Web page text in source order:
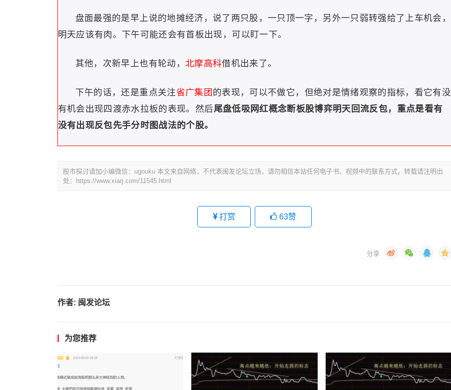
盘面最强的是早上说的地摊经济，说了两只股，一只顶一字，另外一只弱转强给了上车机会，
明天应该有肉。下午可能还会有首板出现，可以盯一下。
其他，次新早上也有轮动， 北摩高科借机出来了。
下午的话，还是重点关注省广集团的表现，可以不做它，但绝对是情绪观察的指标，看它有没
有机会出现四渡赤水拉板的表现。 然后尾盘低吸网红概念断板股博弈明天回流反包，重点是看有
没有出现反包先手分时图战法的个股。
股市探讨请加小编微信：ugouku 本文来自网络，不代表闽发论坛立场，请勿相信本站任何电子书、视频中的联系方式。转载请注明出
处：https://www.xiarj.com/11545.html
打赏 63赞
作者: 闽发论坛
为您推荐